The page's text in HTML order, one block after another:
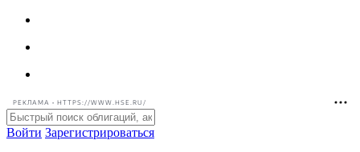
РЕКЛАМА • HTTPS://WWW.HSE.RU/
Войти Зарегистрироваться